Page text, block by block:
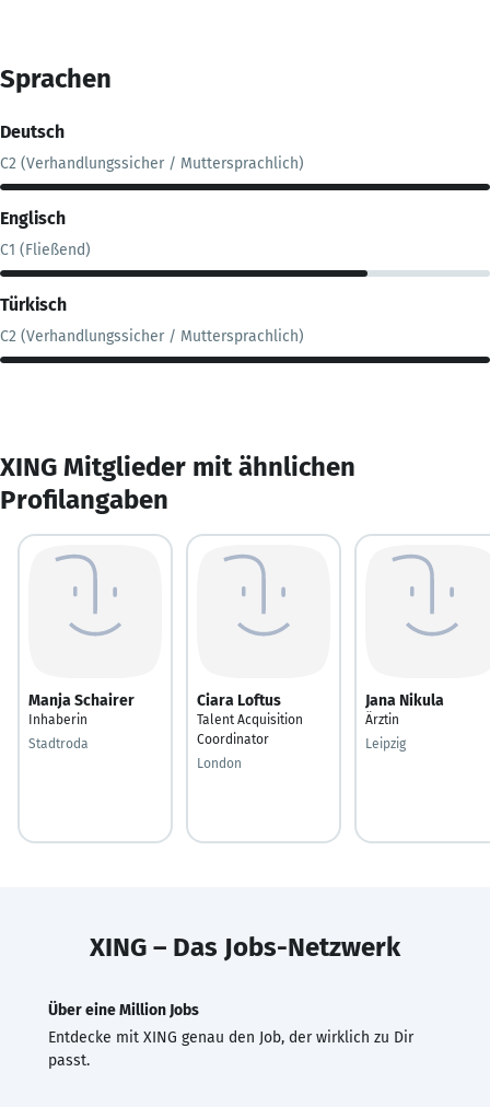
Sprachen
Deutsch
C2 (Verhandlungssicher / Muttersprachlich)
Englisch
C1 (Fließend)
Türkisch
C2 (Verhandlungssicher / Muttersprachlich)
XING Mitglieder mit ähnlichen
Profilangaben
Manja Schairer
Inhaberin
Stadtroda
Ciara Loftus
Talent Acquisition
Coordinator
London
Jana Nikula
Ärztin
Leipzig
XING – Das Jobs-Netzwerk
Über eine Million Jobs
Entdecke mit XING genau den Job, der wirklich zu Dir
passt.